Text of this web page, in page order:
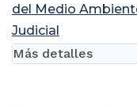
del Medio
Judicial
Más detalles